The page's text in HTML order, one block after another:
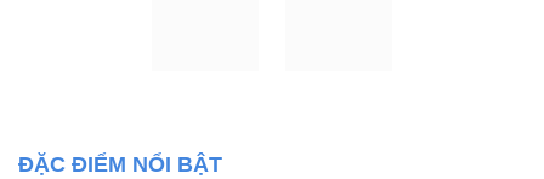
ĐẶC ĐIỂM NỔI BẬT